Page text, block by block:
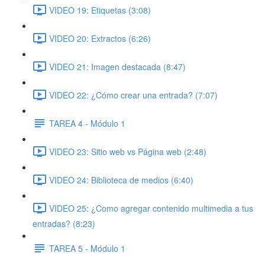
VIDEO 19: Etiquetas (3:08)
VIDEO 20: Extractos (6:26)
VIDEO 21: Imagen destacada (8:47)
VIDEO 22: ¿Cómo crear una entrada? (7:07)
TAREA 4 - Módulo 1
VIDEO 23: Sitio web vs Página web (2:48)
VIDEO 24: Biblioteca de medios (6:40)
VIDEO 25: ¿Como agregar contenido multimedia a tus
entradas? (8:23)
TAREA 5 - Módulo 1